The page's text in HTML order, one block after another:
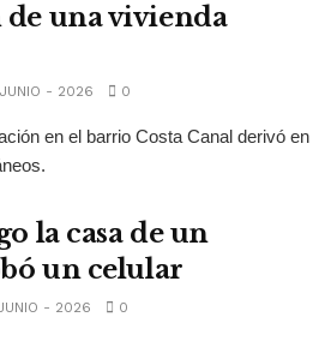
una vivienda
- 2026 0
en el barrio Costa Canal derivó en
la casa de un
un celular
- 2026 0